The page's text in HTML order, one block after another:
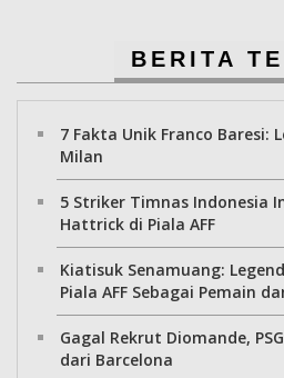
BERITA
7 Fakta Unik Franco Baresi:
Milan
5 Striker Timnas Indonesia
Hattrick di Piala AFF
Kiatisuk Senamuang:
Piala AFF Sebagai Pemain
Gagal Rekrut Diomande,
dari Barcelona